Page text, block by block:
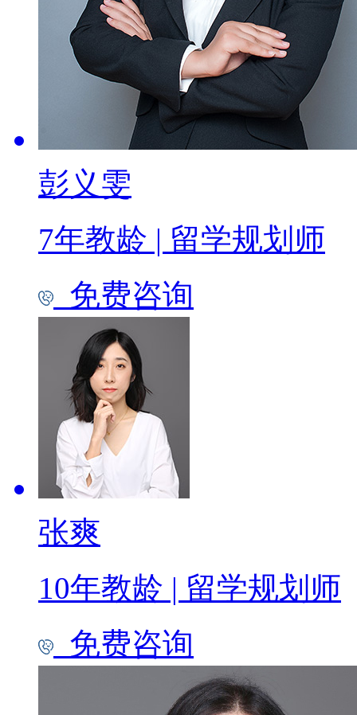
彭义雯
7年教龄 | 留学规划师
免费咨询
张爽
10年教龄 | 留学规划师
免费咨询